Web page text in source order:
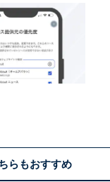
らもおすすめ